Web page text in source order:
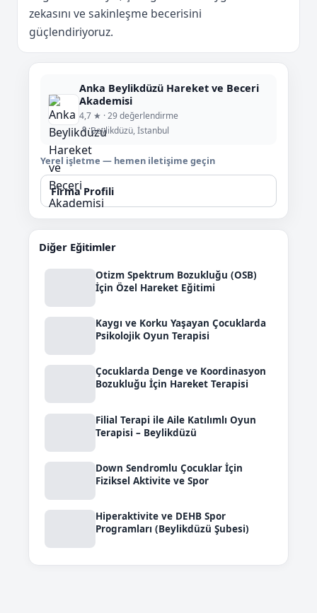
zekasını ve sakinleşme becerisini
güçlendiriyoruz.
Anka Beylikdüzü Hareket ve Beceri
Akademisi
4,7 ★ · 29 değerlendirme
Beylikdüzü, İstanbul
Yerel işletme — hemen iletişime geçin
Firma Profili
Diğer Eğitimler
Otizm Spektrum Bozukluğu (OSB)
İçin Özel Hareket Eğitimi
Kaygı ve Korku Yaşayan Çocuklarda
Psikolojik Oyun Terapisi
Çocuklarda Denge ve Koordinasyon
Bozukluğu İçin Hareket Terapisi
Filial Terapi ile Aile Katılımlı Oyun
Terapisi – Beylikdüzü
Down Sendromlu Çocuklar İçin
Fiziksel Aktivite ve Spor
Hiperaktivite ve DEHB Spor
Programları (Beylikdüzü Şubesi)